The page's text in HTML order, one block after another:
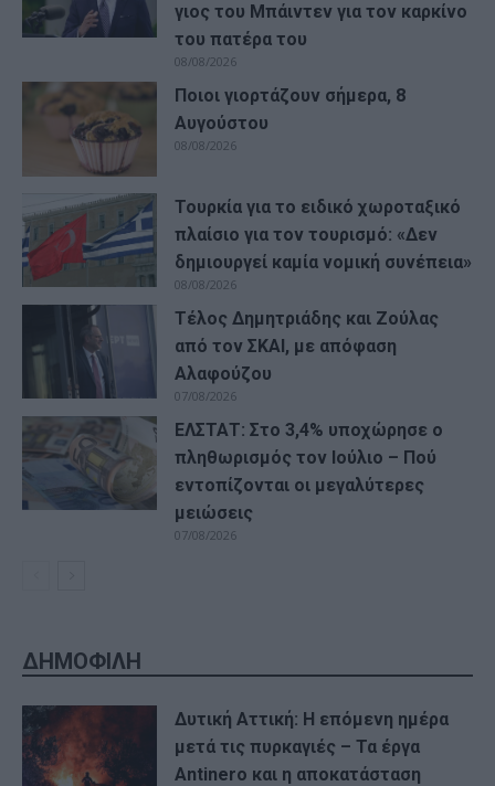
γιος του Μπάιντεν για τον καρκίνο
του πατέρα του
08/08/2026
Ποιοι γιορτάζουν σήμερα, 8
Αυγούστου
08/08/2026
Τουρκία για το ειδικό χωροταξικό
πλαίσιο για τον τουρισμό: «Δεν
δημιουργεί καμία νομική συνέπεια»
08/08/2026
Τέλος Δημητριάδης και Ζούλας
από τον ΣΚΑΙ, με απόφαση
Αλαφούζου
07/08/2026
ΕΛΣΤΑΤ: Στο 3,4% υποχώρησε ο
πληθωρισμός τον Ιούλιο – Πού
εντοπίζονται οι μεγαλύτερες
μειώσεις
07/08/2026
ΔΗΜΟΦΙΛΗ
Δυτική Αττική: Η επόμενη ημέρα
μετά τις πυρκαγιές – Τα έργα
Antinero και η αποκατάσταση